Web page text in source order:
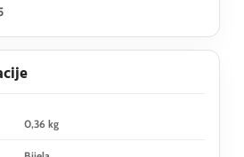
0,36 kg